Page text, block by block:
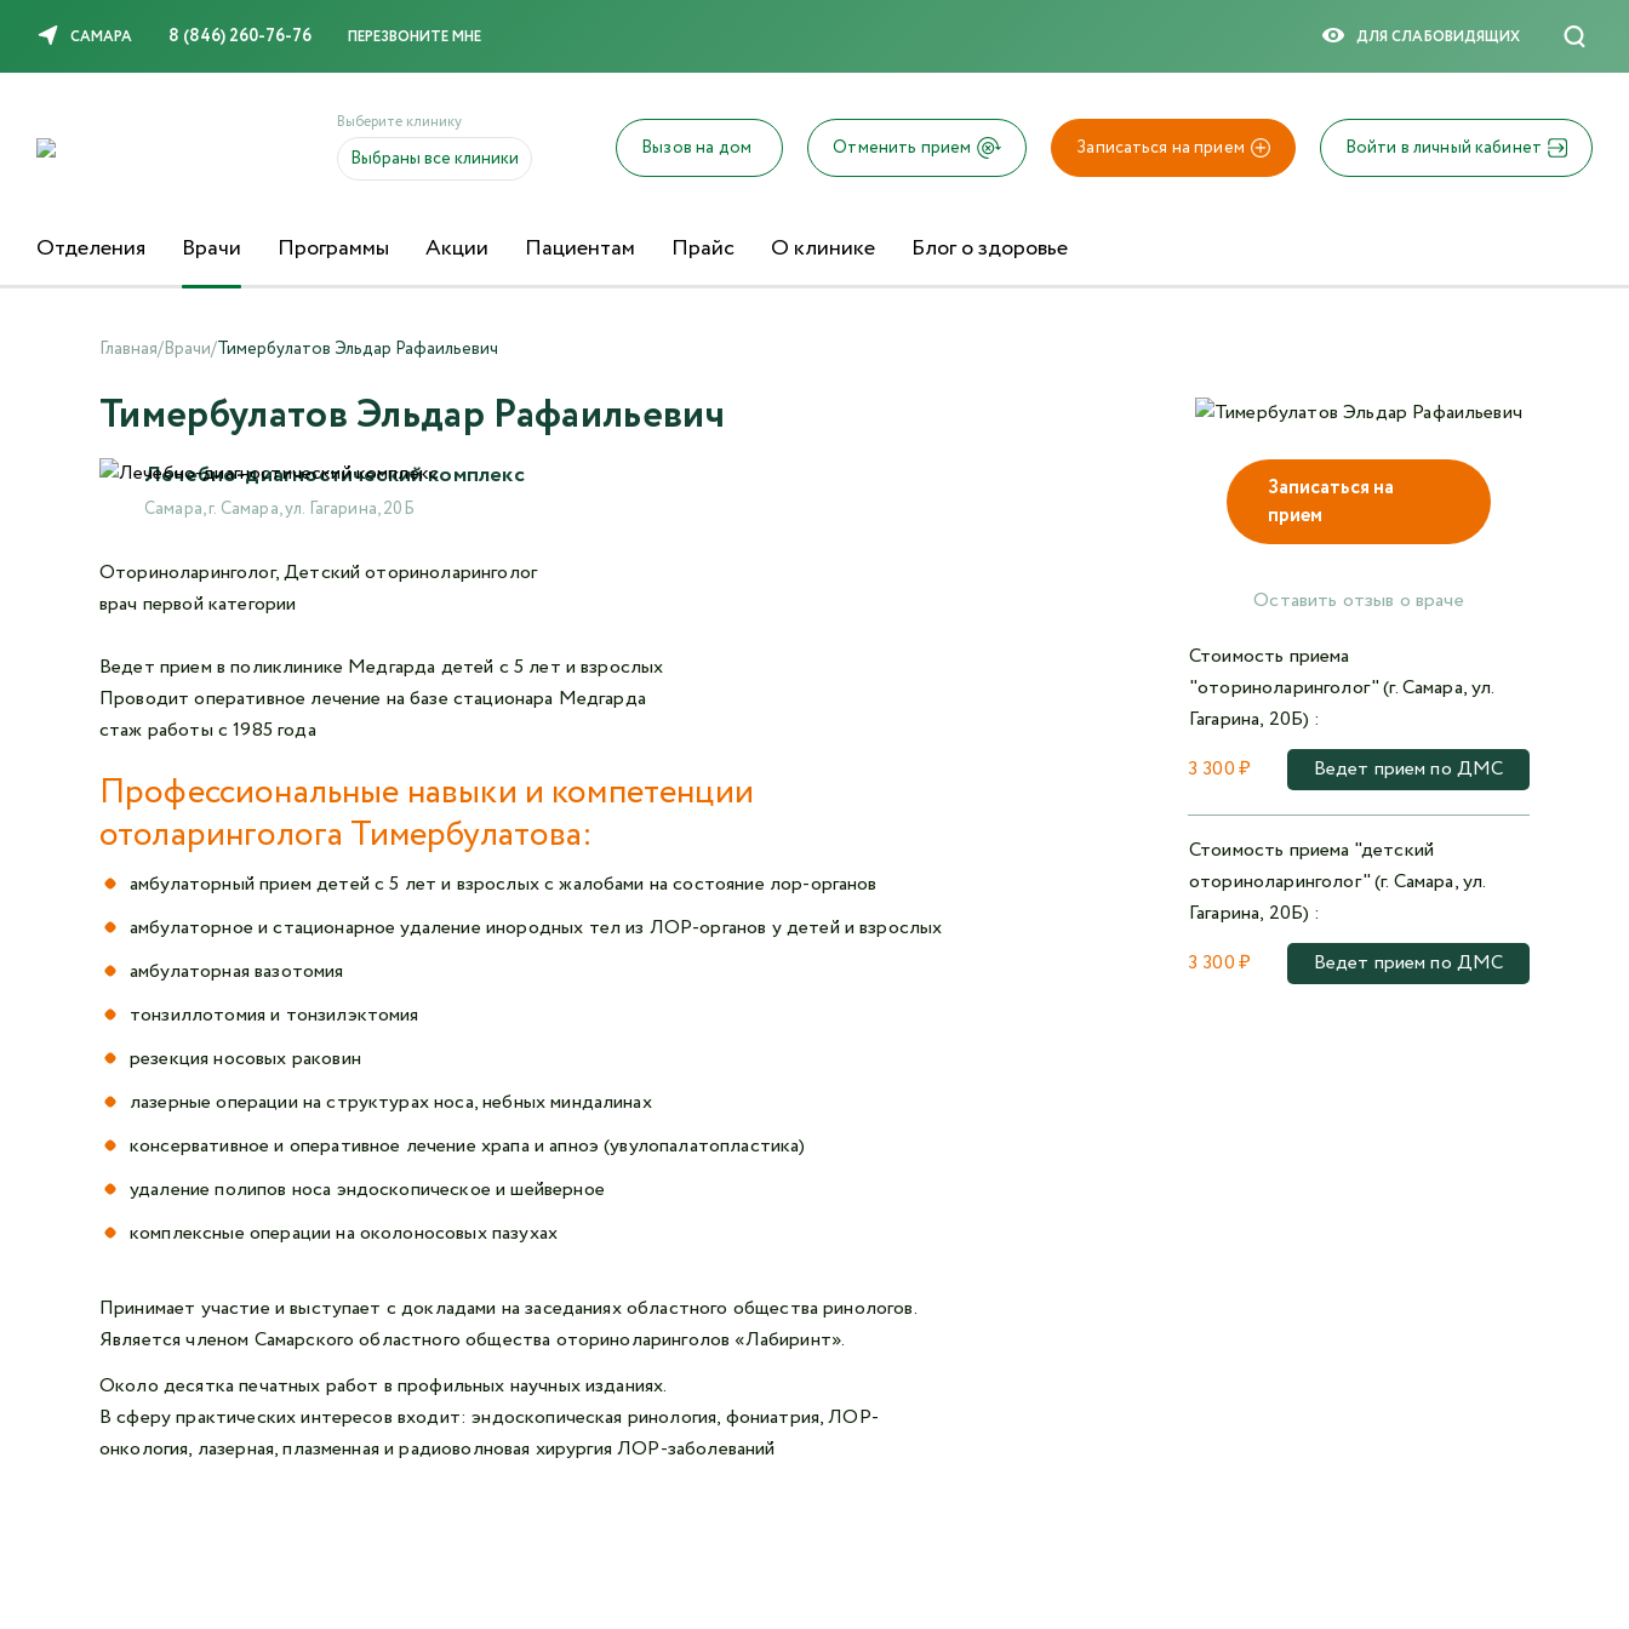
САМАРА 8 (846) 260-76-76 ПЕРЕЗВОНИТЕ МНЕ ДЛЯ СЛАБОВИДЯЩИX
Выберите клинику
Выбраны все клиники Вызов на дом Отменить прием Записаться на прием Войти в личный кабинет
Отделения Врачи Программы Акции Пациентам Прайс О клинике Блог о здоровье
Главная/Врачи/Тимербулатов Эльдар Рафаильевич
Записаться на
прием
Оставить отзыв о враче
Стоимость приема
"оториноларинголог" (г. Самара, ул.
Гагарина, 20Б) :
3 300 ₽
Ведет прием по ДМС
Стоимость приема "детский
оториноларинголог" (г. Самара, ул.
Гагарина, 20Б) :
3 300 ₽
Ведет прием по ДМС
Тимербулатов Эльдар Рафаильевич
Лечебно-диагностический комплекс
Самара, г. Самара, ул. Гагарина, 20Б
Оториноларинголог, Детский оториноларинголог
врач первой категории
Ведет прием в поликлинике Медгарда детей с 5 лет и взрослых
Проводит оперативное лечение на базе стационара Медгарда
стаж работы с 1985 года
Профессиональные навыки и компетенции
отоларинголога Тимербулатова:
амбулаторный прием детей с 5 лет и взрослых с жалобами на состояние лор-органов
амбулаторное и стационарное удаление инородных тел из ЛОР-органов у детей и взрослых
амбулаторная вазотомия
тонзиллотомия и тонзилэктомия
резекция носовых раковин
лазерные операции на структурах носа, небных миндалинах
консервативное и оперативное лечение храпа и апноэ (увулопалатопластика)
удаление полипов носа эндоскопическое и шейверное
комплексные операции на околоносовых пазухах
Принимает участие и выступает с докладами на заседаниях областного общества ринологов.
Является членом Самарского областного общества оториноларинголов «Лабиринт».
Около десятка печатных работ в профильных научных изданиях.
В сферу практических интересов входит: эндоскопическая ринология, фониатрия, ЛОР-
онкология, лазерная, плазменная и радиоволновая хирургия ЛОР-заболеваний
Отправка отзыва
Текст отзыва*